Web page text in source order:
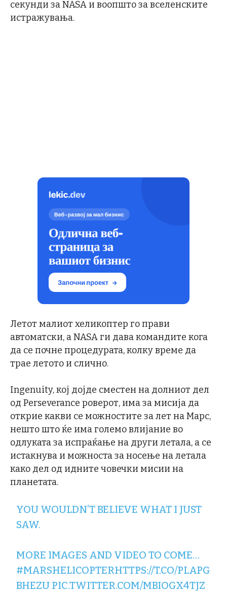
секунди за NASA и воопшто за вселенските
истражувања.
Летот малиот хеликоптер го прави
автоматски, а NASA ги дава командите кога
да се почне процедурата, колку време да
трае летото и слично.
Ingenuity, кој дојде сместен на долниот дел
од Perseverance роверот, има за мисија да
открие какви се можностите за лет на Марс,
нешто што ќе има големо влијание во
одлуката за испраќање на други летала, а се
истакнува и можноста за носење на летала
како дел од идните човечки мисии на
планетата.
YOU WOULDN’T BELIEVE WHAT I JUST
SAW.
MORE IMAGES AND VIDEO TO COME…
#MARSHELICOPTERHTTPS://T.CO/PLAPG
BHEZU PIC.TWITTER.COM/MBIOGX4TJZ